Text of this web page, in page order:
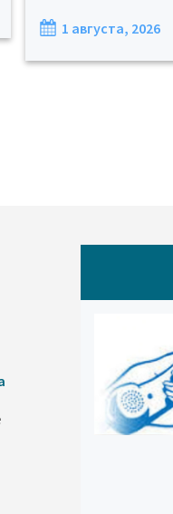
1 августа, 2026